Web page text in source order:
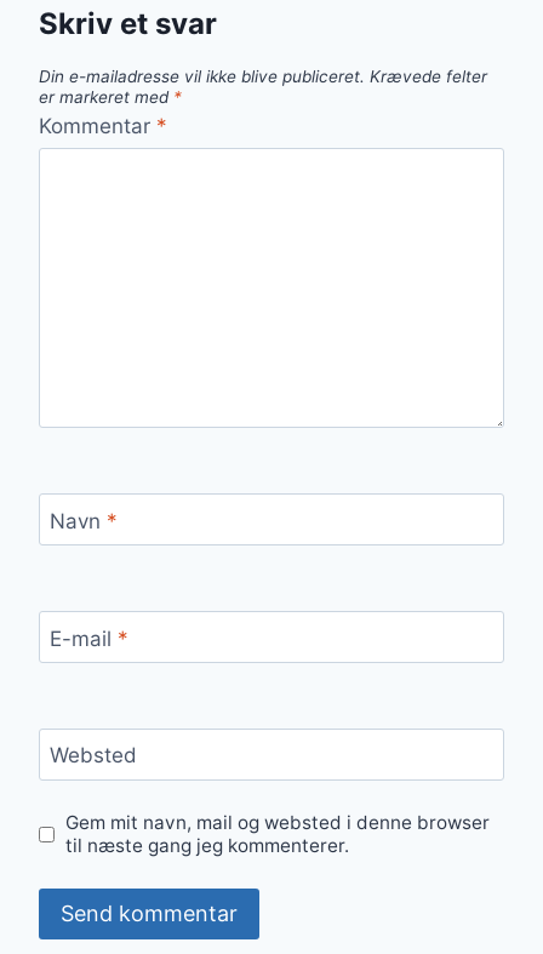
Skriv et svar
Din e-mailadresse vil ikke blive publiceret. Krævede felter
er markeret med *
Kommentar *
Navn *
E-mail *
Websted
Gem mit navn, mail og websted i denne browser
til næste gang jeg kommenterer.